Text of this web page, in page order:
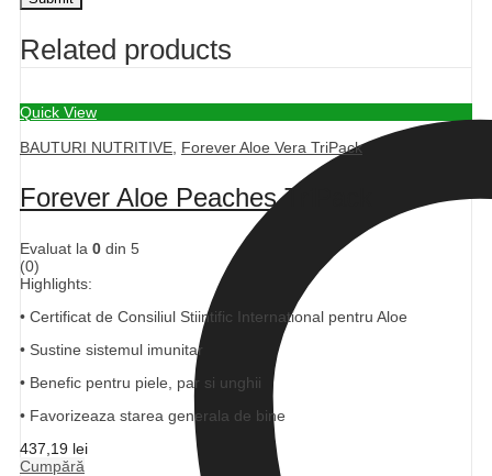
Related products
Quick View
BAUTURI NUTRITIVE Forever Aloe Vera TriPack
Forever Aloe Peaches TriPack
Evaluat la 0 din 5
(0)
Highlights:
• Certificat de Consiliul Stiintific International pentru Aloe
• Sustine sistemul imunitar
• Benefic pentru piele, par si unghii
• Favorizeaza starea generala de bine
437,19 lei
Cumpără